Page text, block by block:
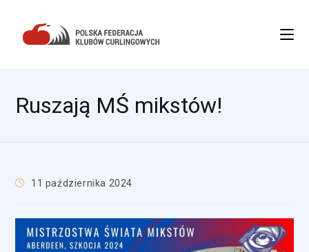
Ruszają MŚ mikstów!
11 października 2024